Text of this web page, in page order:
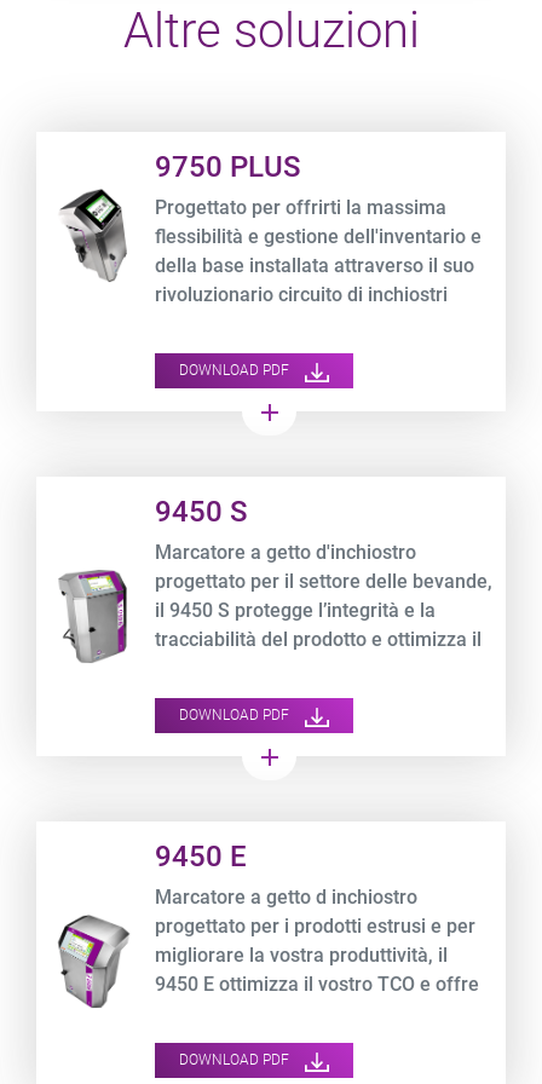
Altre soluzioni
9750 PLUS
Progettato per offrirti la massima
flessibilità e gestione dell'inventario e
della base installata attraverso il suo
rivoluzionario circuito di inchiostri
inchiostri CIJ.
DOWNLOAD PDF
add
9450 S
Marcatore a getto d'inchiostro
progettato per il settore delle bevande,
il 9450 S protegge l’integrità e la
tracciabilità del prodotto e ottimizza il
DOWNLOAD PDF
add
9450 E
Marcatore a getto d inchiostro
progettato per i prodotti estrusi e per
migliorare la vostra produttività, il
9450 E ottimizza il vostro TCO e offre
speciali.
DOWNLOAD PDF